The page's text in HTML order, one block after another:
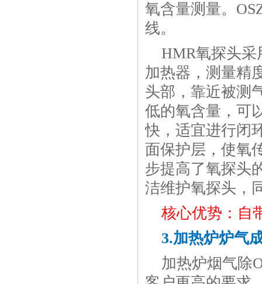
氧含量测量。
线。
HMR氧探头采
加热器，测量精
头部，靠近被测
低的氧含量，可
快，适宜进行闭
面保护层，使氧
步提高了氧探头
洁维护氧探头，
核心优势：自
3.加热炉炉气
加热炉烟气除